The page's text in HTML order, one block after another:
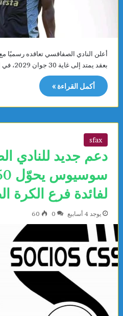
أعلن النادي الصفاقسي تعاقده رسميًا
بعقد يمتد إلى غاية 30 جوان 2029، في إطار تعزيز…
أكمل القراءة »
sfax
دعم جديد للنادي
لفائدة فرع الكرة
يوجد 4 أسابيع 0
60